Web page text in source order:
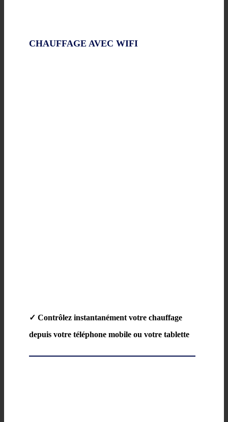
CHAUFFAGE AVEC WIFI
✓ Contrôlez instantanément votre chauffage
depuis votre téléphone mobile ou votre tablette